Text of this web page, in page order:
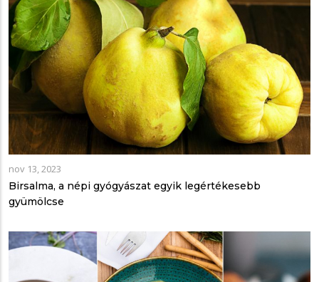
nov 13, 2023
Birsalma, a népi gyógyászat egyik legértékesebb
gyümölcse